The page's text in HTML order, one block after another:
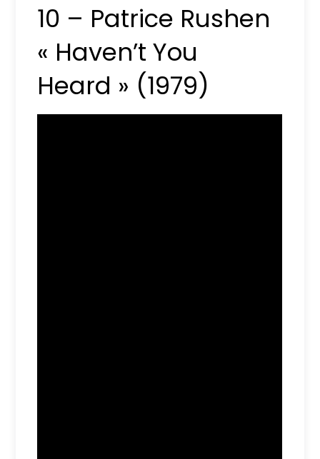
10 – Patrice Rushen
« Haven’t You
Heard » (1979)